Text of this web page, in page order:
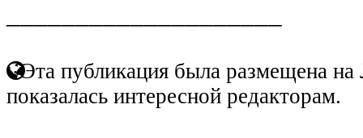
Эта публикация была размещена на
показалась интересной редакторам.